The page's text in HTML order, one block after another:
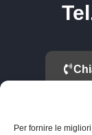
Per fornire le